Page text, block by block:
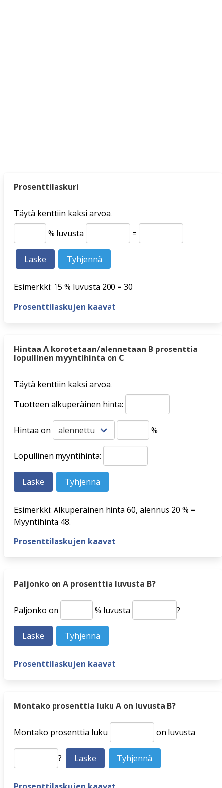
Prosenttilaskuri
Täytä kenttiin kaksi arvoa.
% luvusta
=
Esimerkki: 15 % luvusta 200 = 30
Prosenttilaskujen kaavat
Hintaa A korotetaan/alennetaan B prosenttia -
lopullinen myyntihinta on C
Täytä kenttiin kaksi arvoa.
Tuotteen alkuperäinen hinta:
Hintaa on %
Lopullinen myyntihinta:
Esimerkki: Alkuperäinen hinta 60, alennus 20 % =
Myyntihinta 48.
Prosenttilaskujen kaavat
Paljonko on A prosenttia luvusta B?
Paljonko on % luvusta ?
Prosenttilaskujen kaavat
Montako prosenttia luku A on luvusta B?
Montako prosenttia luku on luvusta
?